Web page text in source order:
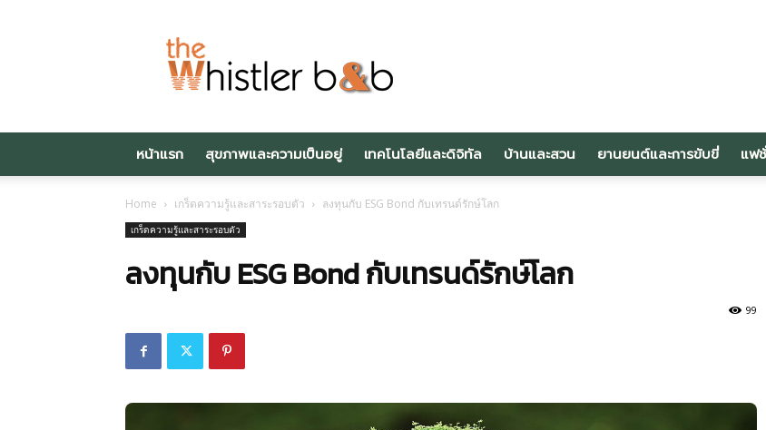
หน้าแรก สุขภาพและความเป็นอยู่ เทคโนโลยีและดิจิทัล บ้านและสวน ยานยนต์และการขับขี่ แฟ
Home เกร็ดความรู้และสาระรอบตัว ลงทุนกับ ESG Bond กับเทรนด์รักษ์โลก
เกร็ดความรู้และสาระรอบตัว
ลงทุนกับ ESG Bond กับเทรนด์รักษ์โลก
99